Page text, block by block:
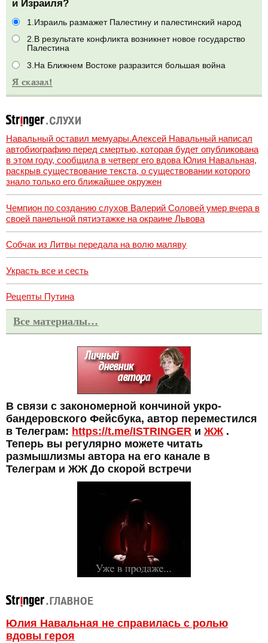
и Израиля?
1.Израиль размажет Палестину и палестинский народ
2.В результате конфликта возникнет новое государство
Палестина
3.На Ближнем Востоке разразится большая война
Навальный оставил мемуары.Алексей Навальный написал
автобиографию перед смертью, которая будет опубликована
в этом году, сообщила в четверг его вдова Юлия Навальная,
раскрыв существование текста, о существовании которого
знало только его ближайшее окружен
Чемпион по созданию слухов Валерий Соловей умер вчера в
своей панельной пятиэтажке на окраине Львова
Собчак из Литвы передала на волю маляву
Украсть все и сесть
Рецепты Путина
Все материалы…
В связи с закономерной кончиной укро-
бандеровского Фейсбука, автор переместился
в Телеграм: https://t.me/ISTRINGER и ЖЖ.
Теперь вы регулярно можете читать
размышлизмы автора на его канале в
Телеграм и ЖЖ До скорой встречи
Юлия Навальная не справилась с ролью
вдовы героя